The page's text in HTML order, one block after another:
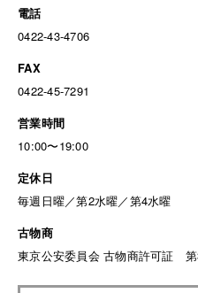
電話
0422-43-4706
FAX
0422-45-7291
営業時間
10:00〜19:00
定休日
毎週日曜／第2水曜／第4水曜
古物商
東京公安委員会 古物商許可証 第